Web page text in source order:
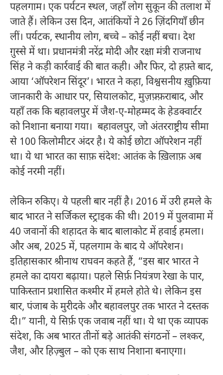
पहलगाम। एक पर्यटन स्थल, जहाँ लोग सुकून की तलाश में
जाते हैं। लेकिन उस दिन, आतंकियों ने 26 ज़िंदगियाँ छीन
लीं। पर्यटक, स्थानीय लोग, बच्चे – कोई नहीं बचा। देश
ग़ुस्से में था। प्रधानमंत्री नरेंद्र मोदी और रक्षा मंत्री राजनाथ
सिंह ने कड़ी कार्रवाई की बात कही। और फिर, दो हफ़्ते बाद,
आया ‘ऑपरेशन सिंदूर’। भारत ने कहा, विश्वसनीय ख़ुफ़िया
जानकारी के आधार पर, सियालकोट, मुज़फ़्फ़राबाद, और
यहाँ तक कि बहावलपुर में जैश-ए-मोहम्मद के हेडक्वार्टर
को निशाना बनाया गया। बहावलपुर, जो अंतरराष्ट्रीय सीमा
से 100 किलोमीटर अंदर है। ये कोई छोटा ऑपरेशन नहीं
था। ये था भारत का साफ़ संदेश: आतंक के ख़िलाफ़ अब
कोई नरमी नहीं।
लेकिन रुकिए। ये पहली बार नहीं है। 2016 में उरी हमले के
बाद भारत ने सर्जिकल स्ट्राइक की थी। 2019 में पुलवामा में
40 जवानों की शहादत के बाद बालाकोट में हवाई हमला।
और अब, 2025 में, पहलगाम के बाद ये ऑपरेशन।
इतिहासकार श्रीनाथ राघवन कहते हैं, “इस बार भारत ने
हमले का दायरा बढ़ाया। पहले सिर्फ़ नियंत्रण रेखा के पार,
पाकिस्तान प्रशासित कश्मीर में हमले होते थे। लेकिन इस
बार, पंजाब के मुरीदके और बहावलपुर तक भारत ने दस्तक
दी।” यानी, ये सिर्फ़ एक जवाब नहीं था। ये था एक व्यापक
संदेश, कि अब भारत तीनों बड़े आतंकी संगठनों – लश्कर,
जैश, और हिज़्बुल – को एक साथ निशाना बनाएगा।